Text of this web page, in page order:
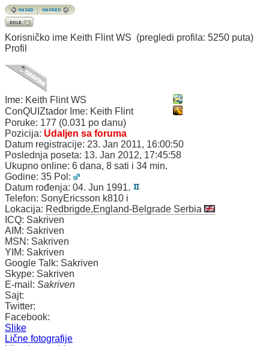
Korisničko ime Keith Flint WS (pregledi profila: 5250 puta)
Profil
Ime: Keith Flint WS
ConQUIZtador Ime: Keith Flint
Poruke: 177 (0.031 po danu)
Pozicija: Udaljen sa foruma
Datum registracije: 23. Jan 2011, 16:00:50
Poslednja poseta: 13. Jan 2012, 17:45:58
Ukupno online: 6 dana, 8 sati i 34 min.
Godine: 35 Pol:
Datum rođenja: 04. Jun 1991.
Telefon: SonyEricsson k810 i
Lokacija: Redbrigde,England-Belgrade Serbia
ICQ: Sakriven
AIM: Sakriven
MSN: Sakriven
YIM: Sakriven
Google Talk: Sakriven
Skype: Sakriven
E-mail: Sakriven
Sajt:
Twitter:
Facebook:
Slike
Lične fotografije